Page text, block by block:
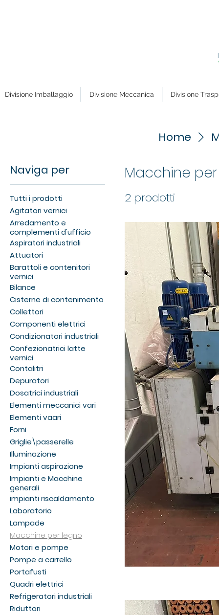
Divisione Imballaggio Divisione Meccanica Divisione
Home
Naviga per
Tutti i prodotti
Agitatori vernici
Arredamento e
complementi d'ufficio
Aspiratori industriali
Attuatori
Barattoli e contenitori
vernici
Bilance
Cisterne di contenimento
Collettori
Componenti elettrici
Condizionatori industriali
Confezionatrici latte
vernici
Contalitri
Depuratori
Dosatrici industriali
Elementi meccanici vari
Elementi vaari
Forni
Griglie\passerelle
Illuminazione
Impianti aspirazione
Impianti e Macchine
generali
impianti riscaldamento
Laboratorio
Lampade
Macchine per legno
Motori e pompe
Pompe a carrello
Portafusti
Quadri elettrici
Refrigeratori industriali
Riduttori
Macchine
2 prodotti